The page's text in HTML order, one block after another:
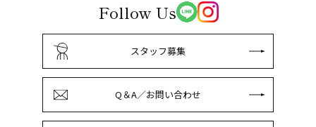
Follow Us
スタッフ募集
Q＆A／お問い合わせ